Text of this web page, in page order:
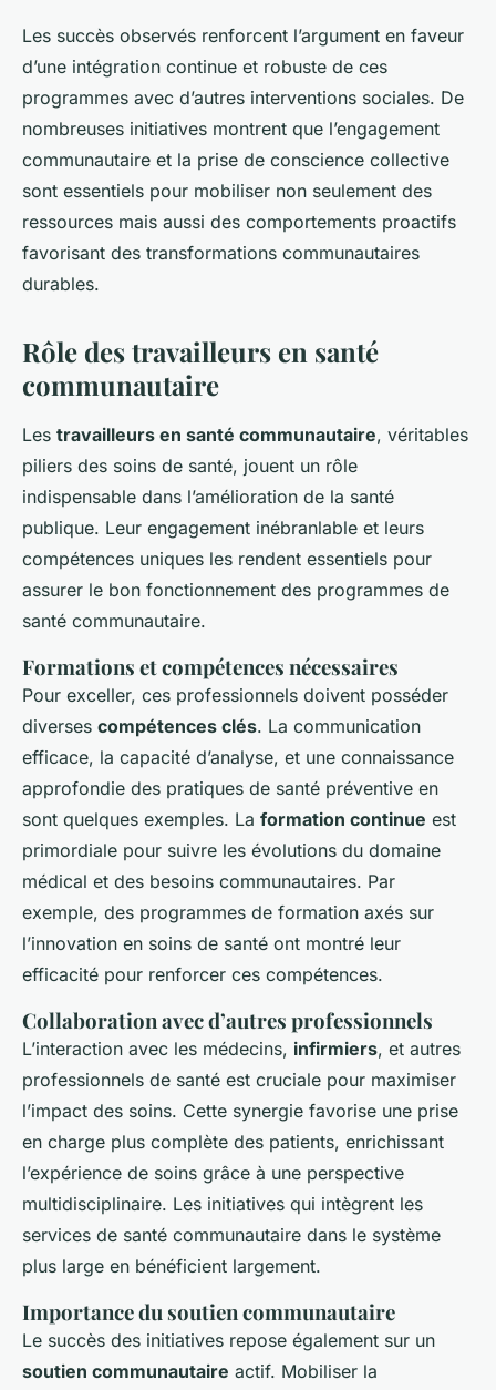
Les succès observés renforcent l’argument en faveur
d’une intégration continue et robuste de ces
programmes avec d’autres interventions sociales. De
nombreuses initiatives montrent que l’engagement
communautaire et la prise de conscience collective
sont essentiels pour mobiliser non seulement des
ressources mais aussi des comportements proactifs
favorisant des transformations communautaires
durables.
Rôle des travailleurs en santé
communautaire
Les travailleurs en santé communautaire, véritables
piliers des soins de santé, jouent un rôle
indispensable dans l’amélioration de la santé
publique. Leur engagement inébranlable et leurs
compétences uniques les rendent essentiels pour
assurer le bon fonctionnement des programmes de
santé communautaire.
Formations et compétences nécessaires
Pour exceller, ces professionnels doivent posséder
diverses compétences clés. La communication
efficace, la capacité d’analyse, et une connaissance
approfondie des pratiques de santé préventive en
sont quelques exemples. La formation continue est
primordiale pour suivre les évolutions du domaine
médical et des besoins communautaires. Par
exemple, des programmes de formation axés sur
l’innovation en soins de santé ont montré leur
efficacité pour renforcer ces compétences.
Collaboration avec d’autres professionnels
L’interaction avec les médecins, infirmiers, et autres
professionnels de santé est cruciale pour maximiser
l’impact des soins. Cette synergie favorise une prise
en charge plus complète des patients, enrichissant
l’expérience de soins grâce à une perspective
multidisciplinaire. Les initiatives qui intègrent les
services de santé communautaire dans le système
plus large en bénéficient largement.
Importance du soutien communautaire
Le succès des initiatives repose également sur un
soutien communautaire actif. Mobiliser la